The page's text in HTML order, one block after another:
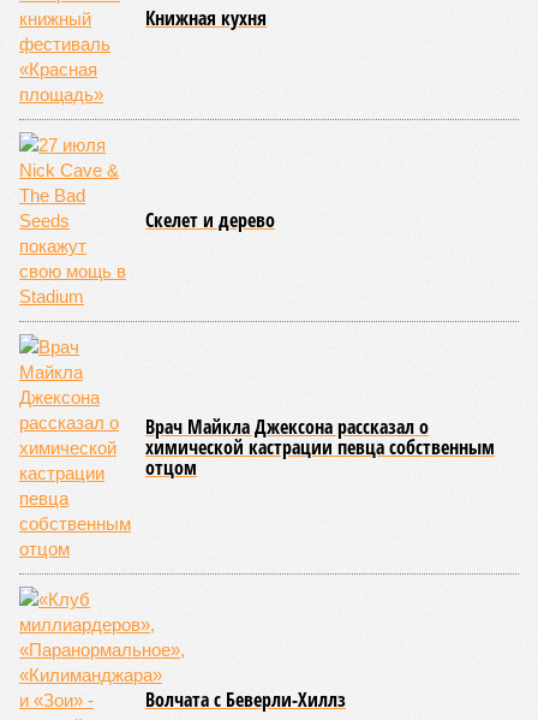
Книжная кухня
Скелет и дерево
Врач Майкла Джексона рассказал о
химической кастрации певца собственным
отцом
Волчата с Беверли-Хиллз